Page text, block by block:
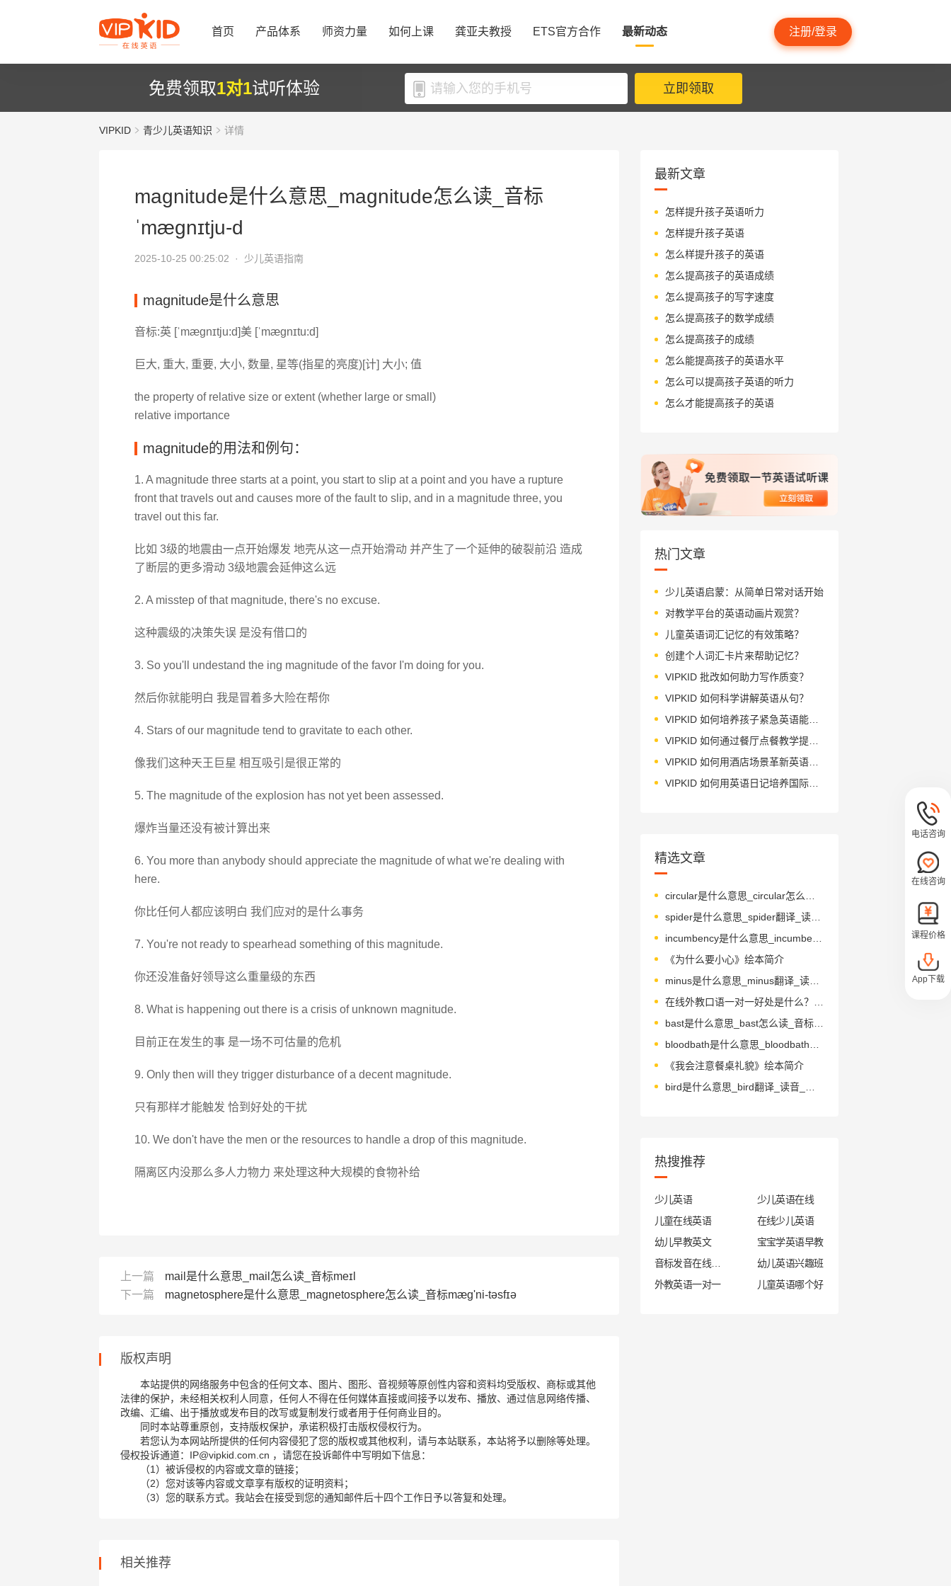
首页 产品体系 师资力量 如何上课 龚亚夫教授 ETS官方合作 最新动态 注册/登录
免费领取1对1试听体验 立即领取
VIPKID 青少儿英语知识 详情
magnitude是什么意思_magnitude怎么读_音标
ˈmægnɪtju-d
2025-10-25 00:25:02 · 少儿英语指南
magnitude是什么意思
音标:英 [ˈmægnɪtju:d]美 [ˈmægnɪtu:d]
巨大, 重大, 重要, 大小, 数量, 星等(指星的亮度)[计] 大小; 值
the property of relative size or extent (whether large or small)
relative importance
magnitude的用法和例句：
1. A magnitude three starts at a point, you start to slip at a point and you have a rupture
front that travels out and causes more of the fault to slip, and in a magnitude three, you
travel out this far.
比如 3级的地震由一点开始爆发 地壳从这一点开始滑动 并产生了一个延伸的破裂前沿 造成
了断层的更多滑动 3级地震会延伸这么远
2. A misstep of that magnitude, there's no excuse.
这种震级的决策失误 是没有借口的
3. So you'll undestand the ing magnitude of the favor I'm doing for you.
然后你就能明白 我是冒着多大险在帮你
4. Stars of our magnitude tend to gravitate to each other.
像我们这种天王巨星 相互吸引是很正常的
5. The magnitude of the explosion has not yet been assessed.
爆炸当量还没有被计算出来
6. You more than anybody should appreciate the magnitude of what we're dealing with
here.
你比任何人都应该明白 我们应对的是什么事务
7. You're not ready to spearhead something of this magnitude.
你还没准备好领导这么重量级的东西
8. What is happening out there is a crisis of unknown magnitude.
目前正在发生的事 是一场不可估量的危机
9. Only then will they trigger disturbance of a decent magnitude.
只有那样才能触发 恰到好处的干扰
10. We don't have the men or the resources to handle a drop of this magnitude.
隔离区内没那么多人力物力 来处理这种大规模的食物补给
上一篇
mail是什么意思_mail怎么读_音标meɪl
下一篇
magnetosphere是什么意思_magnetosphere怎么读_音标mæg'ni-təsfɪə
版权声明
本站提供的网络服务中包含的任何文本、图片、图形、音视频等原创性内容和资料均受版权、商标或其他
法律的保护，未经相关权利人同意，任何人不得在任何媒体直接或间接予以发布、播放、通过信息网络传播、
改编、汇编、出于播放或发布目的改写或复制发行或者用于任何商业目的。
同时本站尊重原创，支持版权保护，承诺积极打击版权侵权行为。
若您认为本网站所提供的任何内容侵犯了您的版权或其他权利，请与本站联系，本站将予以删除等处理。
侵权投诉通道：IP@vipkid.com.cn ，请您在投诉邮件中写明如下信息：
（1）被诉侵权的内容或文章的链接；
（2）您对该等内容或文章享有版权的证明资料；
（3）您的联系方式。我站会在接受到您的通知邮件后十四个工作日予以答复和处理。
相关推荐
最新文章
怎样提升孩子英语听力
怎样提升孩子英语
怎么样提升孩子的英语
怎么提高孩子的英语成绩
怎么提高孩子的写字速度
怎么提高孩子的数学成绩
怎么提高孩子的成绩
怎么能提高孩子的英语水平
怎么可以提高孩子英语的听力
怎么才能提高孩子的英语
热门文章
少儿英语启蒙：从简单日常对话开始
对教学平台的英语动画片观赏？
儿童英语词汇记忆的有效策略？
创建个人词汇卡片来帮助记忆？
VIPKID 批改如何助力写作质变？
VIPKID 如何科学讲解英语从句？
VIPKID 如何培养孩子紧急英语能力？
VIPKID 如何通过餐厅点餐教学提升少儿英语应用能力？
VIPKID 如何用酒店场景革新英语教学？
VIPKID 如何用英语日记培养国际化人才？
精选文章
spider是什么意思_spider翻译_读音_用法_翻译
incumbency是什么意思_incumbency怎么读_音标ɪn'kʌmbənsɪ
《为什么要小心》绘本简介
minus是什么意思_minus翻译_读音_用法_翻译
bast是什么意思_bast怎么读_音标bæst
《我会注意餐桌礼貌》绘本简介
热搜推荐
少儿英语
少儿英语在线
儿童在线英语
在线少儿英语
幼儿早教英文
宝宝学英语早教
幼儿英语兴趣班
外教英语一对一
儿童英语哪个好
电话咨询
在线咨询
课程价格
App下载